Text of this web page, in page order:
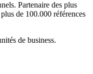
Partenaire des plus
de 100.000 références
de business.